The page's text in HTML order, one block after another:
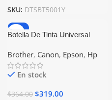
SKU: DTSBT5001Y
-12%
Botella De Tinta Universal
Con Epson Canon Brother Hp
Brother, Canon, Epson, Hp
En stock
$364.00 $319.00